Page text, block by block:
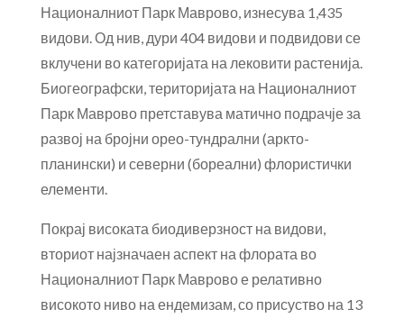
Националниот Парк Маврово, изнесува 1,435
видови. Од нив, дури 404 видови и подвидови се
вклучени во категоријата на лековити растенија.
Биогеографски, територијата на Националниот
Парк Маврово претставува матично подрачје за
развој на бројни орео-тундрални (аркто-
планински) и северни (бореални) флористички
елементи.
Покрај високата биодиверзност на видови,
вториот најзначаен аспект на флората во
Националниот Парк Маврово е релативно
високото ниво на ендемизам, со присуство на 13